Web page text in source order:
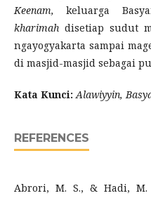
Keenam,keluarga
kharimah disetiap sudut
ngayogyakarta sampai
di masjid-masjid sebagai
Kata Kunci: Alawiyyin,
REFERENCES
Abrori, M. S., & Hadi,